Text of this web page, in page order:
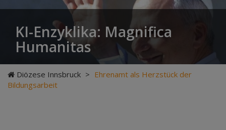
KI-Enzyklika: Magnifica
Humanitas
Diözese Innsbruck > Ehrenamt als Herzstück der
Bildungsarbeit